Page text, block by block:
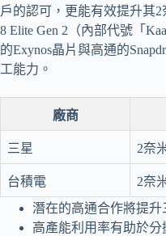
戶的認可，更能有效提升其2
8 Elite Gen 2（內部代號「
的Exynos晶片與高通的
工能力。
廠商
三星 2奈
台積電 2奈
潛在的高通合作將提升
高產能利用率有助於分